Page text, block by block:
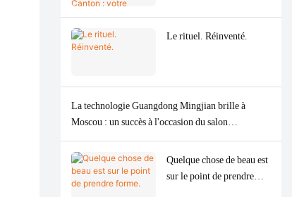
partenaire ODM/OEM de
premier plan pour les
Le rituel. Réinventé.
La technologie Guangdong Mingjian brille à
Moscou : un succès à l'occasion du salon
Quelque chose de beau est
sur le point de prendre